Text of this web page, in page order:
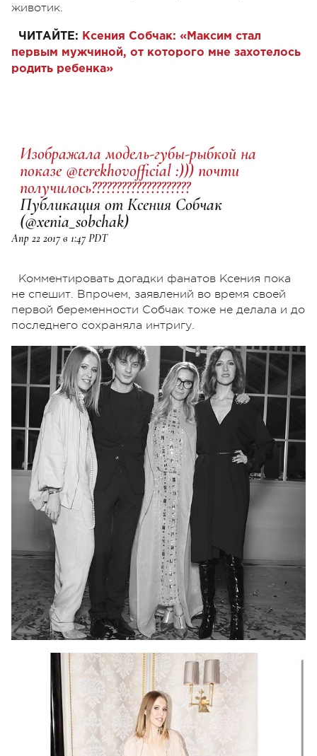
животик.
ЧИТАЙТЕ: Ксения Собчак: «Максим стал
первым мужчиной, от которого мне захотелось
родить ребенка»
Изображала модель-губы-рыбкой на
показе @terekhovofficial :))) почти
получилось????????????????????
Публикация от Ксения Собчак
(@xenia_sobchak)
Апр 22 2017 в 1:47 PDT
Комментировать догадки фанатов Ксения пока
не спешит. Впрочем, заявлений во время своей
первой беременности Собчак тоже не делала и до
последнего сохраняла интригу.